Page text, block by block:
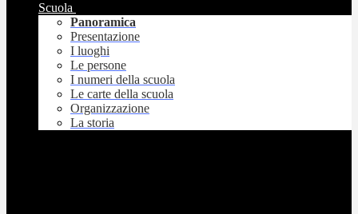
Scuola
Panoramica
Presentazione
I luoghi
Le persone
I numeri della scuola
Le carte della scuola
Organizzazione
La storia